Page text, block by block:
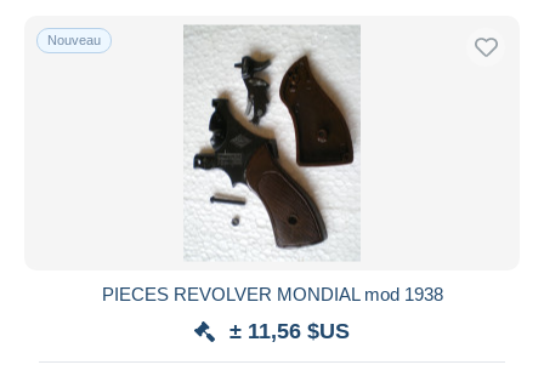
Nouveau
PIECES REVOLVER MONDIAL mod 1938
± 11,56 $US